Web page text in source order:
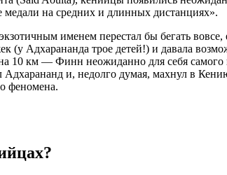
медали на средних и длинных дистанциях».
именем перестал бы бегать
(у Адхарананда трое детей!) и давала
10 км — Финн неожиданно для себя
и, недолго думая, махнул в
феномена.